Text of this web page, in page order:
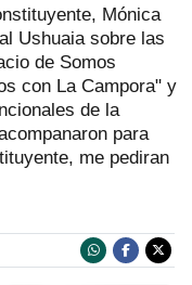
Mónica
Ushuaia sobre las
de Somos
con La Campora" y
de la
para
me pediran